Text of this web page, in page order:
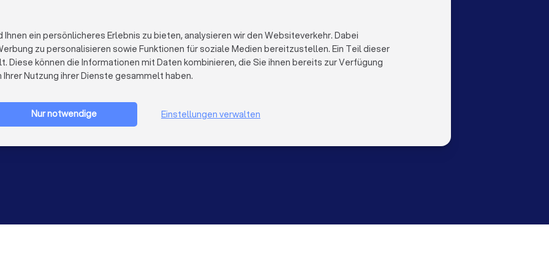
Firmenprofil löschen
Trustlocal Top Pro
Erfahrungen
Impulse
Über Trustlocal
Arbeiten bei Trustlocal
Kontakt
Datenschutz
Sitemap
ein persönlicheres Erlebnis zu bieten, analysieren wir den Websiteverkehr. Dabei
zu personalisieren sowie Funktionen für soziale Medien bereitzustellen. Ein Teil dieser
Diese können die Informationen mit Daten kombinieren, die Sie ihnen bereits zur Verfügung
Nutzung ihrer Dienste gesammelt haben.
Nur notwendige Einstellungen verwalten